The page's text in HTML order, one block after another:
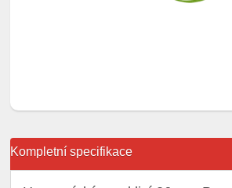
Kompletní specifikace